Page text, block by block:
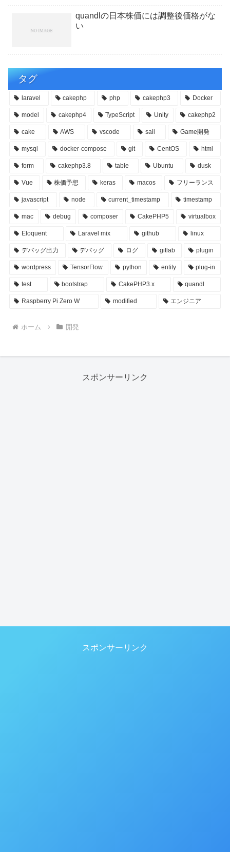
quandlの日本株価には調整後価格がな
い
タグ
laravel cakephp php cakephp3 Docker
model cakephp4 TypeScript Unity cakephp2
cake AWS vscode sail Game開発
mysql docker-compose git CentOS html
form cakephp3.8 table Ubuntu dusk
Vue 株価予想 keras macos フリーランス
javascript node current_timestamp timestamp
mac debug composer CakePHP5 virtualbox
Eloquent Laravel mix github linux
デバッグ出力 デバッグ ログ gitlab plugin
wordpress TensorFlow python entity plug-in
test bootstrap CakePHP3.x quandl
Raspberry Pi Zero W modified エンジニア
ホーム 開発
スポンサーリンク
スポンサーリンク